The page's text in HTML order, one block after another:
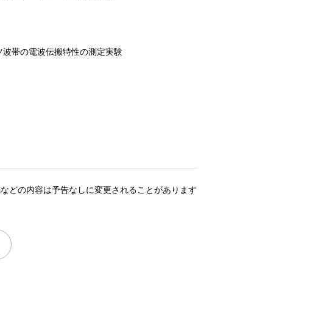
帯の電波伝搬特性の測定実験
どの内容は予告なしに変更されることがあります